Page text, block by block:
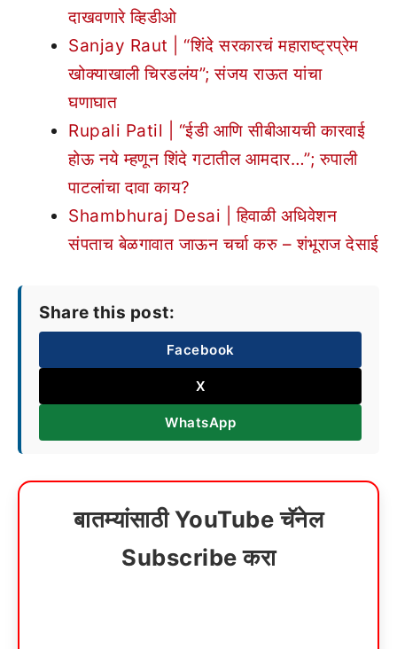
दाखवणारे व्हिडीओ
Sanjay Raut | “शिंदे सरकारचं महाराष्ट्रप्रेम
खोक्याखाली चिरडलंय”; संजय राऊत यांचा
घणाघात
Rupali Patil | “ईडी आणि सीबीआयची कारवाई
होऊ नये म्हणून शिंदे गटातील आमदार…”; रुपाली
पाटलांचा दावा काय?
Shambhuraj Desai | हिवाळी अधिवेशन
संपताच बेळगावात जाऊन चर्चा करु – शंभूराज देसाई
Share this post:
Facebook
X
WhatsApp
बातम्यांसाठी YouTube चॅनेल
Subscribe करा